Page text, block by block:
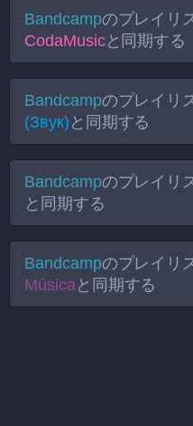
Bandcampのプレイリ
CodaMusicと同期する
Bandcampのプレイリ
(Звук) と同期する
Bandcampのプレイリ
と同期する
Bandcampのプレイリ
Músicaと同期する